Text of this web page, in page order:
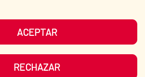
ACEPTAR
RECHAZAR
DATA PROTECTION
SITEMAP